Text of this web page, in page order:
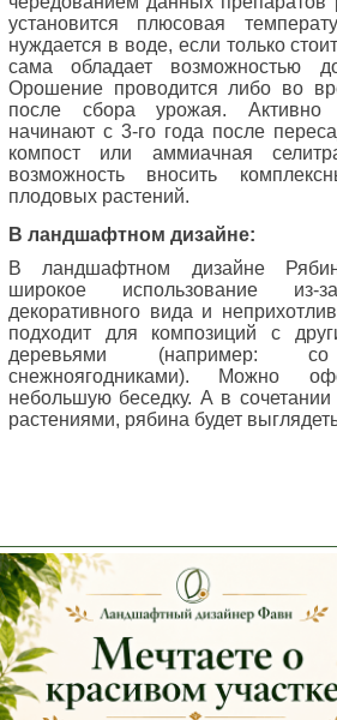
установится плюсовая
нуждается в воде, если только
сама обладает возможностью
Орошение проводится либо во
после сбора урожая. Активно
начинают с 3-го года после
компост или аммиачная
возможность вносить
плодовых растений.
В ландшафтном дизайне:
В ландшафтном дизайне
широкое использование из-
декоративного вида и
подходит для композиций с
деревьями (например:
снежноягодниками). Можно
небольшую беседку. А в
растениями, рябина будет